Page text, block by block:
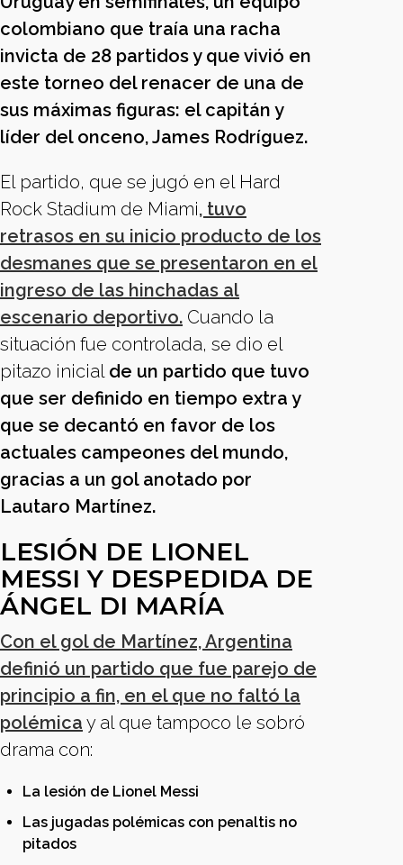
colombiano que traía una racha
invicta de 28 partidos y que vivió en
este torneo del renacer de una de
sus máximas figuras: el capitán y
líder del onceno, James Rodríguez.
El partido, que se jugó en el Hard
Rock Stadium de Miami, tuvo
retrasos en su inicio producto de los
desmanes que se presentaron en el
ingreso de las hinchadas al
escenario deportivo. Cuando la
situación fue controlada, se dio el
pitazo inicial de un partido que tuvo
que ser definido en tiempo extra y
que se decantó en favor de los
actuales campeones del mundo,
gracias a un gol anotado por
Lautaro Martínez.
LESIÓN DE LIONEL
MESSI Y DESPEDIDA DE
ÁNGEL DI MARÍA
Con el gol de Martínez, Argentina
definió un partido que fue parejo de
principio a fin, en el que no faltó la
polémica y al que tampoco le sobró
drama con:
La lesión de Lionel Messi
Las jugadas polémicas con penaltis no
pitados